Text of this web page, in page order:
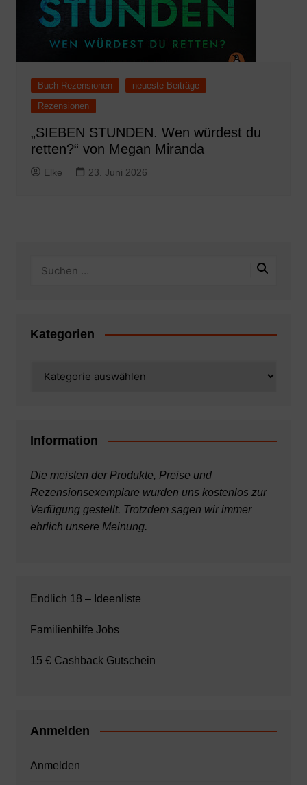
Buch Rezensionen
neueste Beiträge
Rezensionen
„SIEBEN STUNDEN. Wen würdest du
retten?“ von Megan Miranda
Elke 23. Juni 2026
Kategorien
Information
Die meisten der Produkte, Preise und
Rezensionsexemplare wurden uns kostenlos zur
Verfügung gestellt. Trotzdem sagen wir immer
ehrlich unsere Meinung.
Endlich 18 – Ideenliste
Familienhilfe Jobs
15 € Cashback Gutschein
Anmelden
Anmelden